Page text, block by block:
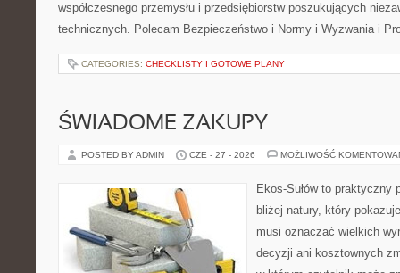
współczesnego przemysłu i przedsiębiorstw poszukujących
technicznych. Polecam Bezpieczeństwo i Normy i Wyzwania i
CATEGORIES: CHECKLISTY I GOTOWE PLANY
ŚWIADOME ZAKUPY
POSTED BY ADMIN CZE - 27 - 2026 MOŻLIWOŚĆ
Ekos-Sułów to praktyczny
bliżej natury, który
musi oznaczać wielkich
decyzji ani kosztownych